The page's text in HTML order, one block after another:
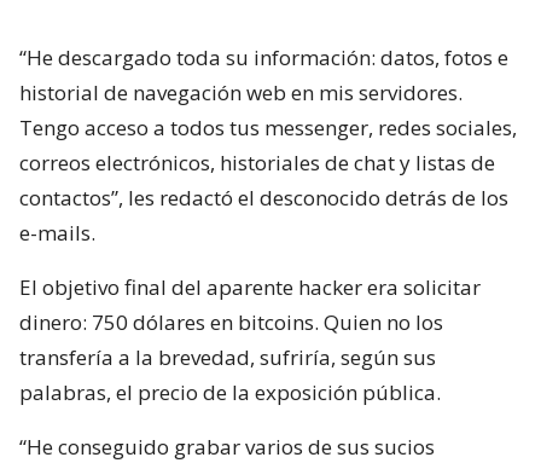
“He descargado toda su información: datos, fotos e
historial de navegación web en mis servidores.
Tengo acceso a todos tus messenger, redes sociales,
correos electrónicos, historiales de chat y listas de
contactos”, les redactó el desconocido detrás de los
e-mails.
El objetivo final del aparente hacker era solicitar
dinero: 750 dólares en bitcoins. Quien no los
transfería a la brevedad, sufriría, según sus
palabras, el precio de la exposición pública.
“He conseguido grabar varios de sus sucios